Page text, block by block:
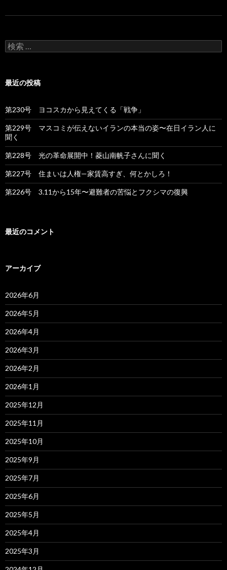
検
索
最近の投稿
第230号 ヨコスカから見えてくる「戦争」
第229号 マスコミが伝えないイランの本当の姿〜在日イラン人に
聞く
第228号 光の革命展開中！菱山南帆子さんに聞く
第227号 住まいは人権—家賃高すぎ、何とかしろ！
第226号 3.11から15年〜避難者の苦悩とフクシマの復興
最近のコメント
アーカイブ
2026年6月
2026年5月
2026年4月
2026年3月
2026年2月
2026年1月
2025年12月
2025年11月
2025年10月
2025年9月
2025年7月
2025年6月
2025年5月
2025年4月
2025年3月